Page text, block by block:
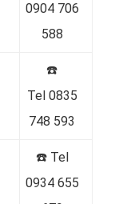
0904 706
588
☎️
Tel 0835
748 593
☎️ Tel
0934 655